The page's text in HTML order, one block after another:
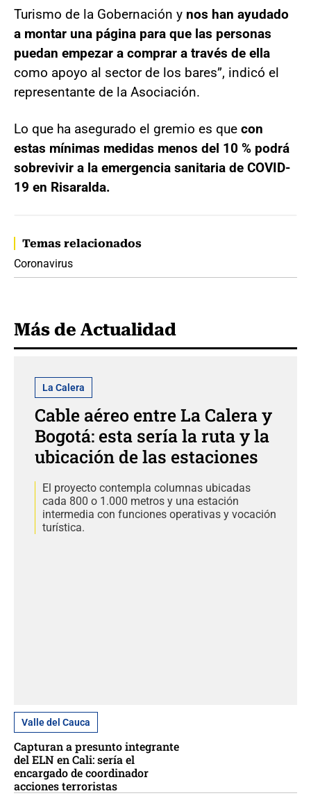
Turismo de la Gobernación y nos han ayudado
a montar una página para que las personas
puedan empezar a comprar a través de ella
como apoyo al sector de los bares”, indicó el
representante de la Asociación.
Lo que ha asegurado el gremio es que con
estas mínimas medidas menos del 10 % podrá
sobrevivir a la emergencia sanitaria de COVID-
19 en Risaralda.
Temas relacionados
Coronavirus
Más de Actualidad
La Calera
Cable aéreo entre La Calera y
Bogotá: esta sería la ruta y la
ubicación de las estaciones
El proyecto contempla columnas ubicadas
cada 800 o 1.000 metros y una estación
intermedia con funciones operativas y vocación
turística.
Valle del Cauca
Capturan a presunto integrante
del ELN en Cali: sería el
encargado de coordinador
acciones terroristas